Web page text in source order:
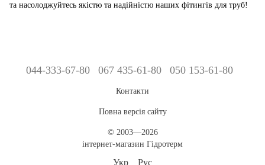
та насолоджуйтесь якістю та надійністю наших фітингів для труб!
044-333-67-80 067 435-61-80 050 153-61-80
Контакти
Повна версія сайту
© 2003—2026
інтернет-магазин Гідротерм
Укр Рус